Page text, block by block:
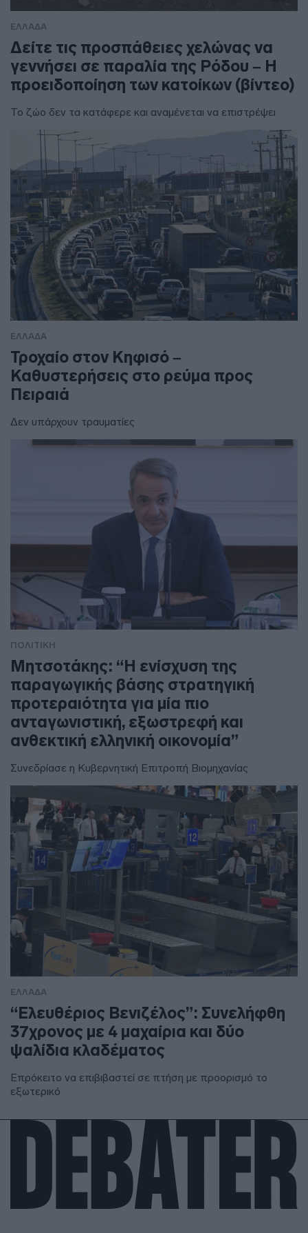
ΕΛΛΑΔΑ
Δείτε τις προσπάθειες χελώνας να
γεννήσει σε παραλία της Ρόδου – Η
προειδοποίηση των κατοίκων (βίντεο)
Το ζώο δεν τα κατάφερε και αναμένεται να επιστρέψει
ΕΛΛΑΔΑ
Τροχαίο στον Κηφισό –
Καθυστερήσεις στο ρεύμα προς
Πειραιά
Δεν υπάρχουν τραυματίες
ΠΟΛΙΤΙΚΗ
Μητσοτάκης: “Η ενίσχυση της
παραγωγικής βάσης στρατηγική
προτεραιότητα για μία πιο
ανταγωνιστική, εξωστρεφή και
ανθεκτική ελληνική οικονομία”
Συνεδρίασε η Κυβερνητική Επιτροπή Βιομηχανίας
ΕΛΛΑΔΑ
“Ελευθέριος Βενιζέλος”: Συνελήφθη
37χρονος με 4 μαχαίρια και δύο
ψαλίδια κλαδέματος
Επρόκειτο να επιβιβαστεί σε πτήση με προορισμό το
εξωτερικό